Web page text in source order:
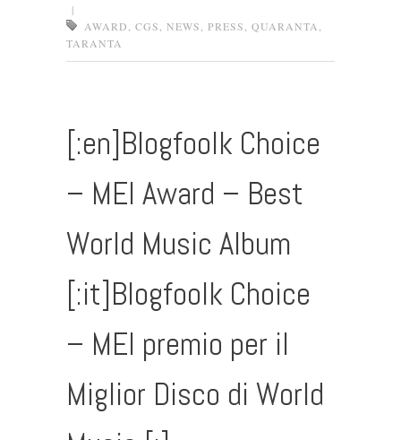
|
AWARD
CGS NEWS PRESS QUARANTA
TARANTA
[:en]Blogfoolk Choice
– MEI Award – Best
World Music Album
[:it]Blogfoolk Choice
– MEI premio per il
Miglior Disco di World